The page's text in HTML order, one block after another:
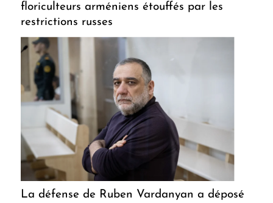
floriculteurs arméniens étouffés par les
restrictions russes
La défense de Ruben Vardanyan a déposé